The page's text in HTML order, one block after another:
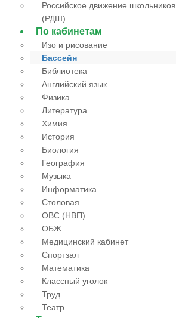
Российское движение школьников
(РДШ)
По кабинетам
Изо и рисование
Бассейн
Библиотека
Английский язык
Физика
Литература
Химия
История
Биология
География
Музыка
Информатика
Столовая
ОВС (НВП)
ОБЖ
Медицинский кабинет
Спортзал
Математика
Классный уголок
Труд
Театр